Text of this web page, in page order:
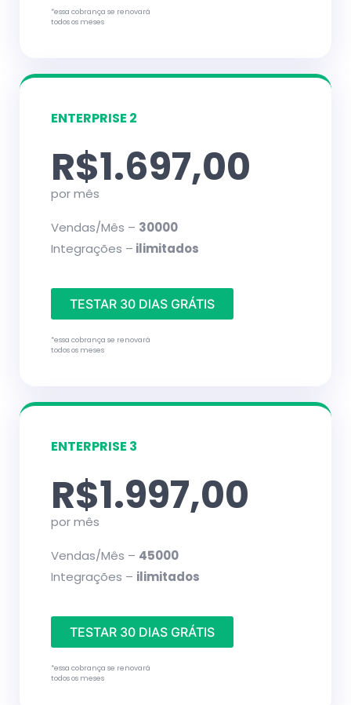
*essa cobrança se renovará
todos os meses
ENTERPRISE 2
R$1.697,00
por mês
Vendas/Mês – 30000
Integrações – ilimitados
TESTAR 30 DIAS GRÁTIS
*essa cobrança se renovará
todos os meses
ENTERPRISE 3
R$1.997,00
por mês
Vendas/Mês – 45000
Integrações – ilimitados
TESTAR 30 DIAS GRÁTIS
*essa cobrança se renovará
todos os meses